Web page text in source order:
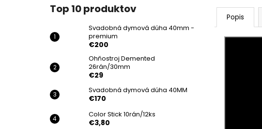
Top 10 produktov
Svadobná dymová dúha 40mm -
premium
€200
Ohňostroj Demented
26rán/30mm
€29
Svadobná dymová dúha 40MM
€170
Color Stick 10rán/12ks
€3,80
Popis